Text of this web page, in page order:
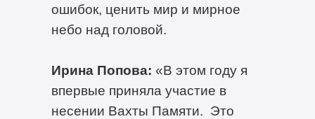
ошибок, ценить мир и мирное
небо над головой.
Ирина Попова: «В этом году я
впервые приняла участие в
несении Вахты Памяти. Это